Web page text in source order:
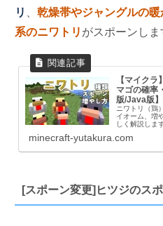
リ 、 乾燥帯やジャングルの
系のニワトリ がスポーンしま
【マイク
マゴの確率
版/Java版】
ニワトリ（鶏
イオーム、増
しく解説しま
ートの種スイ
minecraft-yutakura.com
[スポーン変更]ヒツジのス